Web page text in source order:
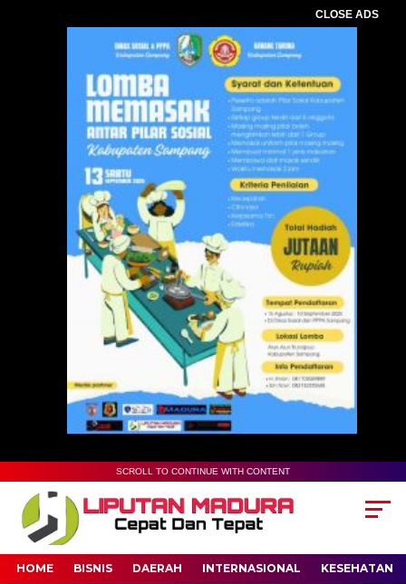
CLOSE ADS
SCROLL TO CONTINUE WITH CONTENT
HOME BISNIS DAERAH INTERNASIONAL KESEHATAN